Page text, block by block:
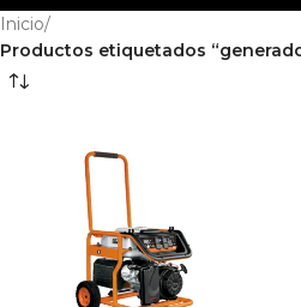
Inicio/
Productos etiquetados